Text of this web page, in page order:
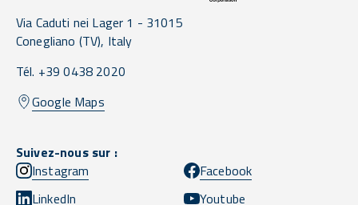
Via Caduti nei Lager 1 - 31015
Conegliano (TV), Italy
Tél. +39 0438 2020
Google Maps
Suivez-nous sur :
Instagram
Facebook
LinkedIn
Youtube